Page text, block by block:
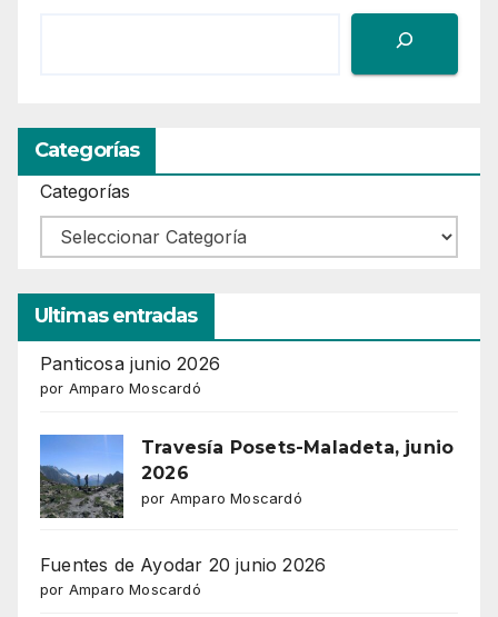
Categorías
Categorías
Ultimas entradas
Panticosa junio 2026
por Amparo Moscardó
Travesía Posets-Maladeta, junio
2026
por Amparo Moscardó
Fuentes de Ayodar 20 junio 2026
por Amparo Moscardó